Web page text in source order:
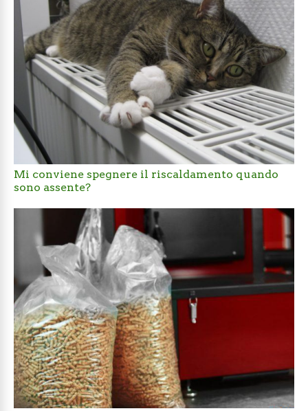
Mi conviene spegnere il riscaldamento quando
sono assente?